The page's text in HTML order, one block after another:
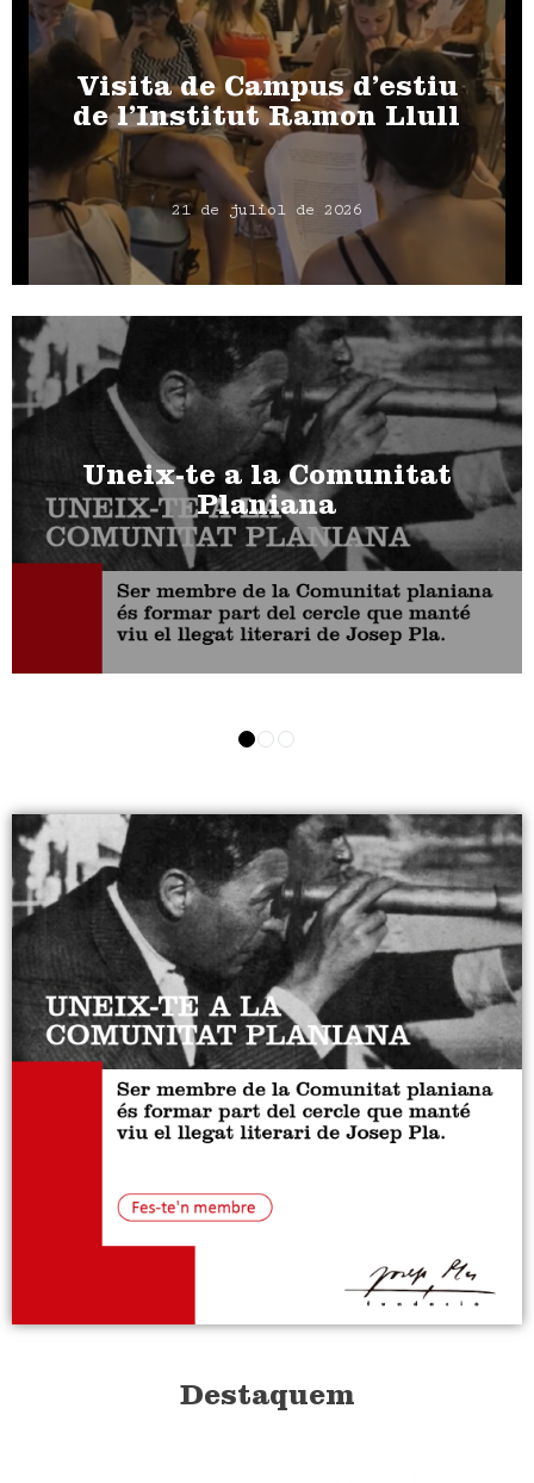
Visita de Campus d’estiu
de l’Institut Ramon Llull
21 de juliol de 2026
Uneix-te a la Comunitat
Planiana
Destaquem